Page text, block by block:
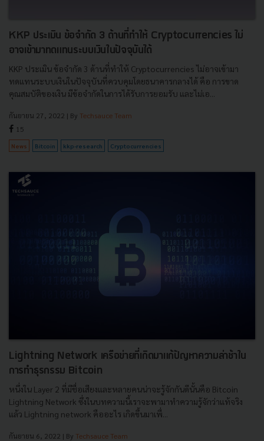
KKP ประเมิน ข้อจำกัด 3 ด้านที่ทำให้ Cryptocurrencies ไม่
อาจเข้ามาทดแทนระบบเงินในปัจจุบันได้
KKP ประเมิน ข้อจำกัด 3 ด้านที่ทำให้ Cryptocurrencies ไม่อาจเข้ามา
ทดแทนระบบเงินในปัจจุบันที่ควบคุมโดยธนาคารกลางได้ คือ การขาด
คุณสมบัติของเงิน มีข้อจำกัดในการได้รับการยอมรับ และไม่เอ...
กันยายน 27, 2022 | By Techsauce Team
15
News Bitcoin kkp-research Cryptocurrencies
Lightning Network เครือข่ายที่เกิดมาแก้ปัญหาความล่าช้าใน
การทำธุรกรรม Bitcoin
หนึ่งใน Layer 2 ที่มีชื่อเสียงและหลายคนน่าจะรู้จักกันดีนั้นคือ Bitcoin
Lightning Network ซึ่งในบทความนี้เราจะพามาทำความรู้จักว่าแท้จริง
แล้ว Lightning network คืออะไร เกิดขึ้นมาเพื่...
กันยายน 6, 2022 | By Techsauce Team